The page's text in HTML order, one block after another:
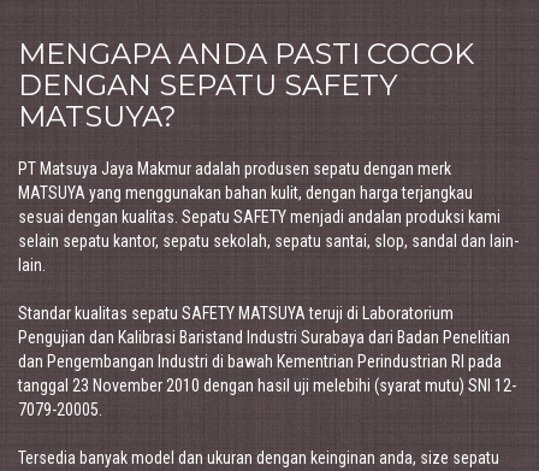
MENGAPA ANDA PASTI COCOK
DENGAN SEPATU SAFETY
MATSUYA?
PT Matsuya Jaya Makmur adalah produsen sepatu dengan merk
MATSUYA yang menggunakan bahan kulit, dengan harga terjangkau
sesuai dengan kualitas. Sepatu SAFETY menjadi andalan produksi kami
selain sepatu kantor, sepatu sekolah, sepatu santai, slop, sandal dan lain-
lain.
Standar kualitas sepatu SAFETY MATSUYA teruji di Laboratorium
Pengujian dan Kalibrasi Baristand Industri Surabaya dari Badan Penelitian
dan Pengembangan Industri di bawah Kementrian Perindustrian RI pada
tanggal 23 November 2010 dengan hasil uji melebihi (syarat mutu) SNI 12-
7079-20005.
Tersedia banyak model dan ukuran dengan keinginan anda, size sepatu